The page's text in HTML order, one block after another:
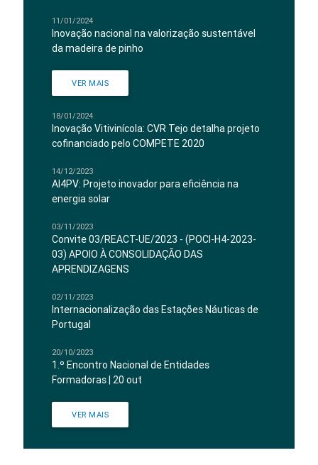
11/01/2024
Inovação nacional na valorização sustentável
da madeira de pinho
VER MAIS
18/01/2024
Inovação Vitivinícola: CVR Tejo detalha projeto
cofinanciado pelo COMPETE 2020
14/12/2023
AI4PV: Projeto inovador para eficiência na
energia solar
03/11/2023
Convite 03/REACT-UE/2023 - (POCI-H4-2023-
03) APOIO À CONSOLIDAÇÃO DAS
APRENDIZAGENS
02/11/2023
Internacionalização das Estações Náuticas de
Portugal
20/10/2023
1.º Encontro Nacional de Entidades
Formadoras | 20 out
VER MAIS